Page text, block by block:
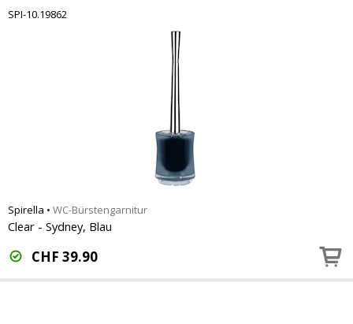
SPI-10.19862
Spirella • WC-Bürstengarnitur
Clear - Sydney, Blau
CHF 39.90